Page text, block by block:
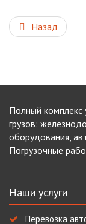
Назад
Полный комплекс
грузов:
оборудования,
Погрузочные
Наши услуги
Перевозка